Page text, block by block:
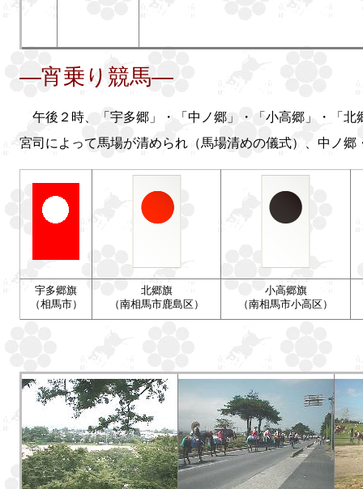
―宵乗り競馬―
午後２時、「宇多郷」・「中ノ郷」・「小高郷」・「
宮司によって馬場が清められ（馬場清めの儀式）、中ノ
宇多郷旗
（相馬市）
北郷旗
（南相馬市鹿島区）
小高郷旗
（南相馬市小高区）